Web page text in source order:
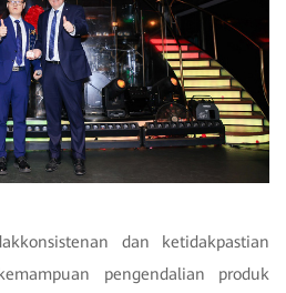
dan ketidakpastian
pengendalian produk